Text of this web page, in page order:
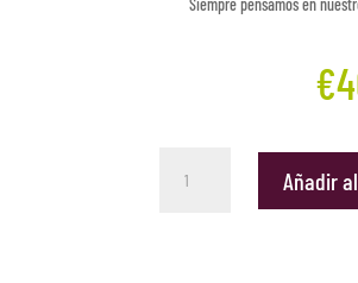
Siempre pensamos en
€
Entusiasmo
Añadir